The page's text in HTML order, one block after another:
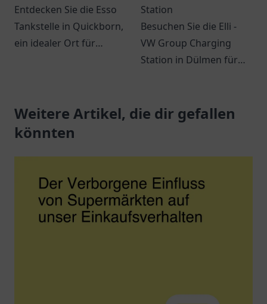
Entdecken Sie die Esso
Tankstelle in Quickborn,
ein idealer Ort für
erwartet Sie!
Station
Besuchen Sie die Elli -
VW Group Charging
Station in Dülmen für
Elektrofahrzeuge.
Weitere Artikel, die dir gefallen
könnten